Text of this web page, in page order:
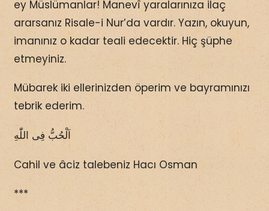
ey Müslümanlar! Manevî yaralarınıza ilaç
ararsanız Risale-i Nur’da vardır. Yazın, okuyun,
imanınız o kadar teali edecektir. Hiç şüphe
etmeyiniz.
Mübarek iki ellerinizden öperim ve bayramınızı
tebrik ederim.
اَلْحُبُّ فِى اللّٰهِ
Cahil ve âciz talebeniz Hacı Osman
***